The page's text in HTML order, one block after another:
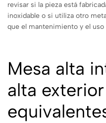
revisar si la pieza está
inoxidable o si utiliza otro
que el mantenimiento y el
Mesa alta
alta